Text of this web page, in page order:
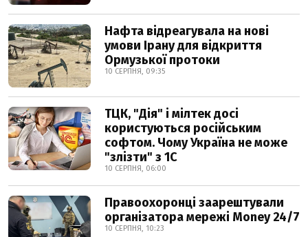
Нафта відреагувала на нові
умови Ірану для відкриття
Ормузької протоки
10 СЕРПНЯ, 09:35
ТЦК, "Дія" і мілтек досі
користуються російським
софтом. Чому Україна не може
"злізти" з 1С
10 СЕРПНЯ, 06:00
Правоохоронці заарештували
організатора мережі Money 24/7
10 СЕРПНЯ, 10:23